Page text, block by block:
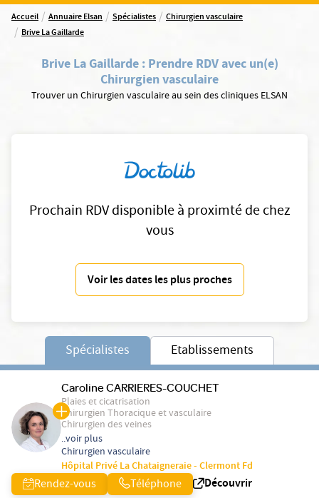
Accueil / Annuaire Elsan / Spécialistes / Chirurgien vasculaire
/ Brive La Gaillarde
Brive La Gaillarde: Prendre RDV avec un(e)
Chirurgien vasculaire
Trouver un Chirurgien vasculaire au sein des cliniques ELSAN
Prochain RDV disponible à proximté de chez
vous
Voir les dates les plus proches
Spécialistes Etablissements
Caroline CARRIERES-COUCHET
Plaies et cicatrisation
Chirurgien Thoracique et vasculaire
Chirurgien des veines
..voir plus
Chirurgien vasculaire
Hôpital Privé La Chataigneraie - Clermont Fd
Rendez-vous Téléphone Découvrir